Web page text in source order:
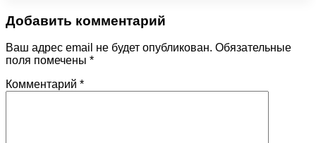
Добавить комментарий
Ваш адрес email не будет опубликован. Обязательные
поля помечены *
Комментарий *